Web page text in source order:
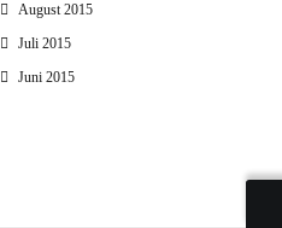
August 2015
Juli 2015
Juni 2015